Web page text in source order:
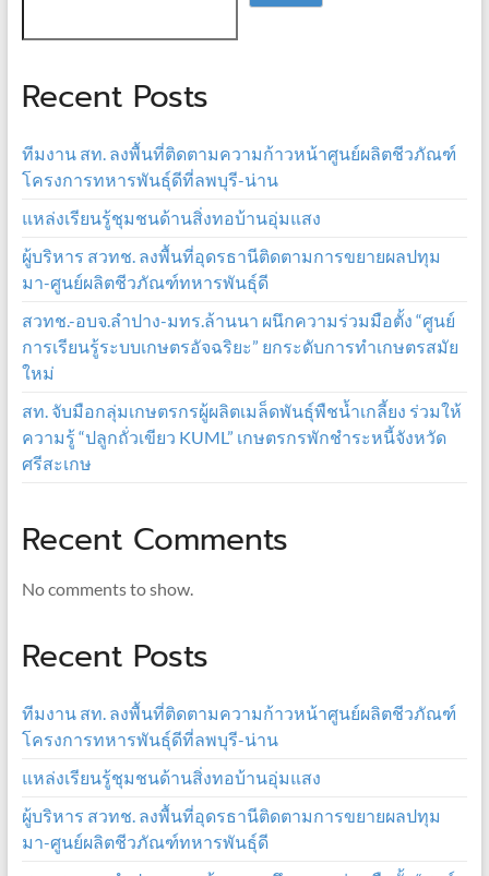
Recent Posts
ทีมงาน สท. ลงพื้นที่ติดตามความก้าวหน้าศูนย์ผลิตชีวภัณฑ์
โครงการทหารพันธุ์ดีที่ลพบุรี-น่าน
แหล่งเรียนรู้ชุมชนด้านสิ่งทอบ้านอุ่มแสง
ผู้บริหาร สวทช. ลงพื้นที่อุดรธานีติดตามการขยายผลปทุม
มา-ศูนย์ผลิตชีวภัณฑ์ทหารพันธุ์ดี
สวทช.-อบจ.ลำปาง-มทร.ล้านนา ผนึกความร่วมมือตั้ง “ศูนย์
การเรียนรู้ระบบเกษตรอัจฉริยะ” ยกระดับการทำเกษตรสมัย
ใหม่
สท. จับมือกลุ่มเกษตรกรผู้ผลิตเมล็ดพันธุ์พืชน้ำเกลี้ยง ร่วมให้
ความรู้ “ปลูกถั่วเขียว KUML” เกษตรกรพักชำระหนี้จังหวัด
ศรีสะเกษ
Recent Comments
No comments to show.
Recent Posts
ทีมงาน สท. ลงพื้นที่ติดตามความก้าวหน้าศูนย์ผลิตชีวภัณฑ์
โครงการทหารพันธุ์ดีที่ลพบุรี-น่าน
แหล่งเรียนรู้ชุมชนด้านสิ่งทอบ้านอุ่มแสง
ผู้บริหาร สวทช. ลงพื้นที่อุดรธานีติดตามการขยายผลปทุม
มา-ศูนย์ผลิตชีวภัณฑ์ทหารพันธุ์ดี